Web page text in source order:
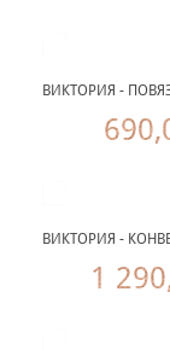
ВИКТОРИЯ -
ВИКТОРИЯ -
1